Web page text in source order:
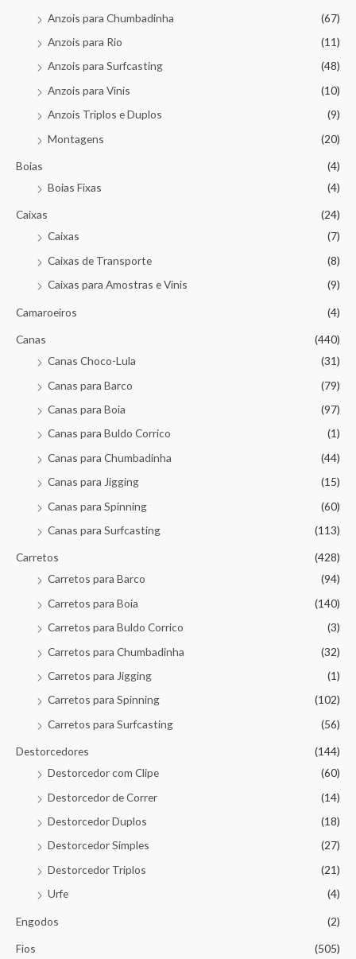
Anzois para Chumbadinha
(67)
Anzois para Rio
(11)
Anzois para Surfcasting
(48)
Anzois para Vinis
(10)
Anzois Triplos e Duplos
(9)
Montagens
(20)
Boias
(4)
Boias Fixas
(4)
Caixas
(24)
Caixas
(7)
Caixas de Transporte
(8)
Caixas para Amostras e Vinis
(9)
Camaroeiros (4)
Canas
(440)
Canas Choco-Lula
(31)
Canas para Barco
(79)
Canas para Boia
(97)
Canas para Buldo Corrico
(1)
Canas para Chumbadinha
(44)
Canas para Jigging
(15)
Canas para Spinning
(60)
Canas para Surfcasting
(113)
Carretos
(428)
Carretos para Barco
(94)
Carretos para Boia
(140)
Carretos para Buldo Corrico
(3)
Carretos para Chumbadinha
(32)
Carretos para Jigging
(1)
Carretos para Spinning
(102)
Carretos para Surfcasting
(56)
Destorcedores
(144)
Destorcedor com Clipe
(60)
Destorcedor de Correr
(14)
Destorcedor Duplos
(18)
Destorcedor Simples
(27)
Destorcedor Triplos
(21)
Urfe
(4)
Engodos (2)
Fios
(505)